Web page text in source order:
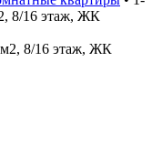
8/16 этаж, ЖК
м2, 8/16 этаж, ЖК